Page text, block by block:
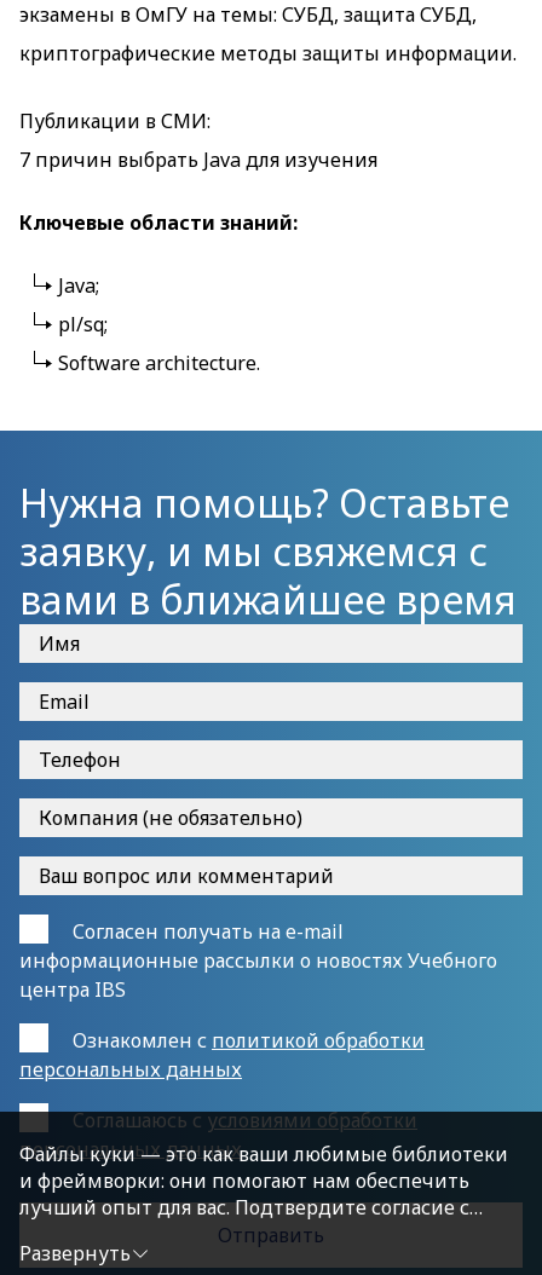
экзамены в ОмГУ на темы: СУБД, защита СУБД,
криптографические методы защиты информации.
Публикации в СМИ:
7 причин выбрать Java для изучения
Ключевые области знаний:
Java;
pl/sq;
Software architecture.
Нужна помощь? Оставьте
заявку, и мы свяжемся с
вами в ближайшее время
Согласен получать на e-mail
информационные рассылки о новостях Учебного
центра IBS
Ознакомлен с политикой обработки
персональных данных
Cоглашаюсь сусловиями обработки
персональных данных
Файлы куки — это как ваши любимые библиотеки
и фреймворки: они помогают нам обеспечить
лучший опыт для вас. Подтвердите согласие с
политикой конфиденциальности, нажав
«Принимаю условия», чтобы продолжить.
Развернуть